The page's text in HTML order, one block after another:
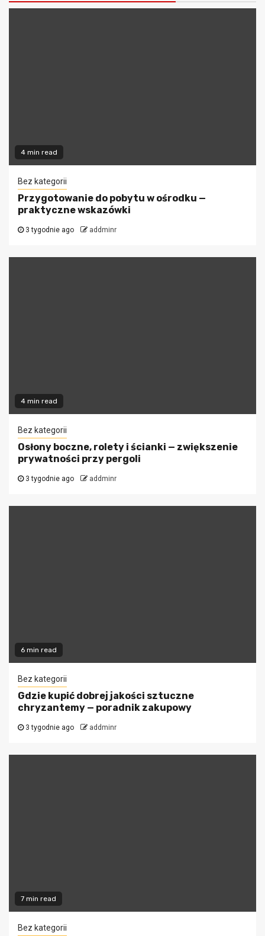
4 min read
Bez kategorii
Przygotowanie do pobytu w ośrodku —
praktyczne wskazówki
3 tygodnie ago addminr
4 min read
Bez kategorii
Osłony boczne, rolety i ścianki — zwiększenie
prywatności przy pergoli
3 tygodnie ago addminr
6 min read
Bez kategorii
Gdzie kupić dobrej jakości sztuczne
chryzantemy — poradnik zakupowy
3 tygodnie ago addminr
7 min read
Bez kategorii